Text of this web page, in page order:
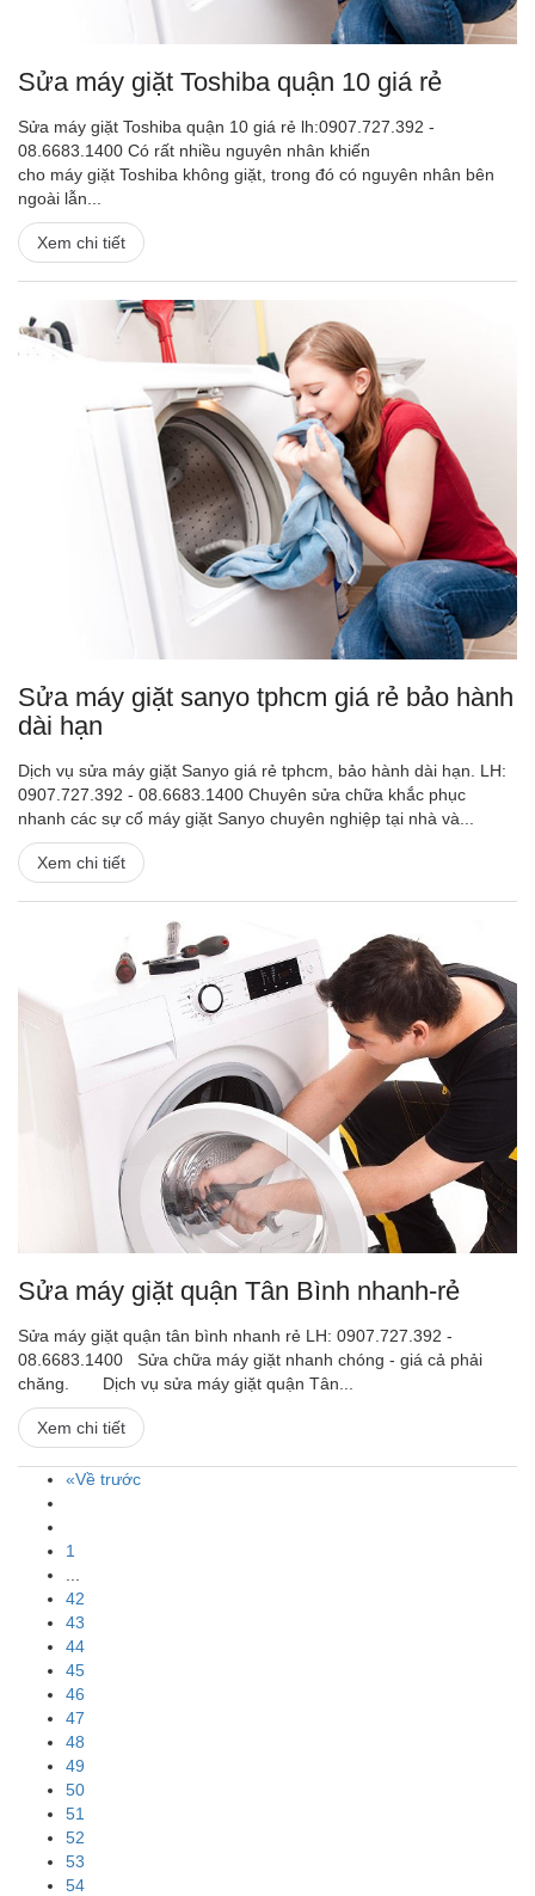
Sửa máy giặt Toshiba quận 10 giá rẻ
Sửa máy giặt Toshiba quận 10 giá rẻ lh:0907.727.392 -
08.6683.1400 Có rất nhiều nguyên nhân khiến
cho máy giặt Toshiba không giặt, trong đó có nguyên nhân bên
ngoài lẫn...
Xem chi tiết
Sửa máy giặt sanyo tphcm giá rẻ bảo hành
dài hạn
Dịch vụ sửa máy giặt Sanyo giá rẻ tphcm, bảo hành dài hạn. LH:
0907.727.392 - 08.6683.1400 Chuyên sửa chữa khắc phục
nhanh các sự cố máy giặt Sanyo chuyên nghiệp tại nhà và...
Xem chi tiết
Sửa máy giặt quận Tân Bình nhanh-rẻ
Sửa máy giặt quận tân bình nhanh rẻ LH: 0907.727.392 -
08.6683.1400 Sửa chữa máy giặt nhanh chóng - giá cả phải
chăng. Dịch vụ sửa máy giặt quận Tân...
Xem chi tiết
«Về trước
1
42
43
44
45
46
47
48
49
50
51
52
53
54